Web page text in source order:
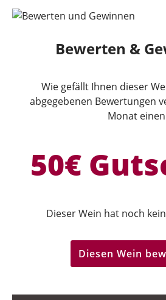
Bewerten &
Wie gefällt Ihnen dieser
abgegebenen Bewertungen
Monat einen
50€
Dieser Wein hat noch
Diesen Wein